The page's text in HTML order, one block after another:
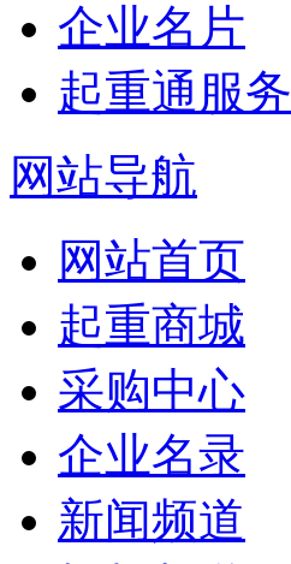
企业名片
起重通服务
网站导航
网站首页
起重商城
采购中心
企业名录
新闻频道